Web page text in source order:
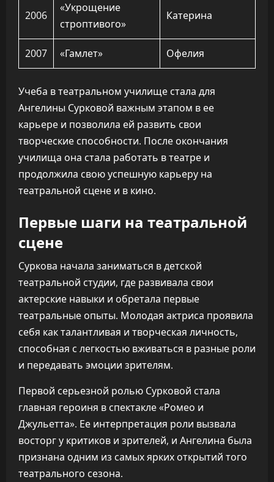
2006
«Укрощение
строптивого»
Катерина
2007 «Гамлет» Офелия
Учеба в театральном училище стала для
Ангелины Сурковой важным этапом в ее
карьере и позволила ей развить свои
творческие способности. После окончания
училища она стала работать в театре и
продолжила свою успешную карьеру на
театральной сцене и в кино.
Первые шаги на театральной
сцене
Суркова начала заниматься в детской
театральной студии, где развивала свои
актерские навыки и обретала первые
театральные опыты. Молодая актриса проявила
себя как талантливая и творческая личность,
способная с легкостью вживаться в разные роли
и передавать эмоции зрителям.
Первой серьезной ролью Сурковой стала
главная героиня в спектакле «Ромео и
Джульетта». Ее интерпретация роли вызвала
восторг у критиков и зрителей, и Ангелина была
признана одним из самых ярких открытий того
театрального сезона.